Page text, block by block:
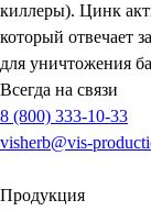
киллеры). Цинк
который отвечает
для уничтожения
Всегда на связи
8 (800) 333-10-33
visherb@vis-
Продукция